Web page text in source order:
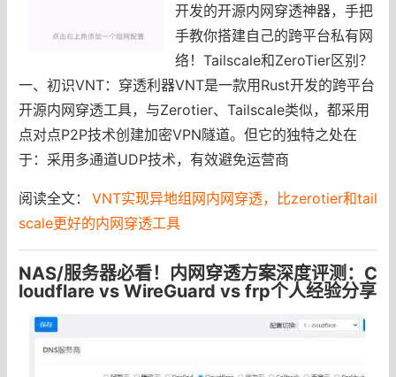
开发的开源内网穿透神器，手把
手教你搭建自己的跨平台私有网
络！Tailscale和ZeroTier区别？
一、初识VNT：穿透利器VNT是一款用Rust开发的跨平台
开源内网穿透工具，与Zerotier、Tailscale类似，都采用
点对点P2P技术创建加密VPN隧道。但它的独特之处在
于：采用多通道UDP技术，有效避免运营商
阅读全文：
VNT实现异地组网内网穿透，比zerotier和tail
scale更好的内网穿透工具
NAS/服务器必看！内网穿透方案深度评测：C
loudflare vs WireGuard vs frp个人经验分享